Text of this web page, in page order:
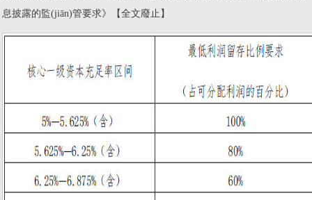
息披露的監(jiān)管要求》【全文廢止】